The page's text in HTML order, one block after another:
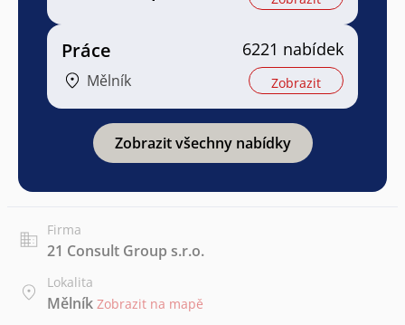
Práce
Mělník
6221 nabídek
Zobrazit
Zobrazit všechny nabídky
Firma
21 Consult Group s.r.o.
Lokalita
Mělník Zobrazit na mapě